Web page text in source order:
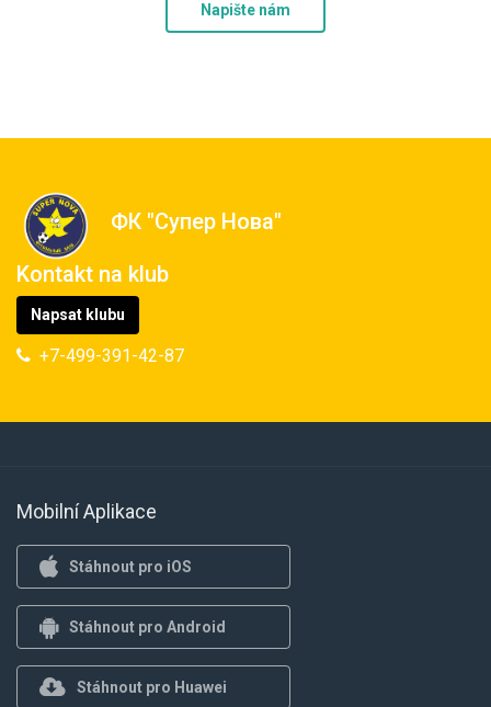
Napište nám
ФК "Супер Нова"
Kontakt na klub
Napsat klubu
+7-499-391-42-87
Mobilní Aplikace
Stáhnout pro iOS
Stáhnout pro Android
Stáhnout pro Huawei